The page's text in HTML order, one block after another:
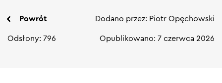
Powrót Dodano przez: Piotr Opęchowski
Odsłony: 796 Opublikowano: 7 czerwca 2026